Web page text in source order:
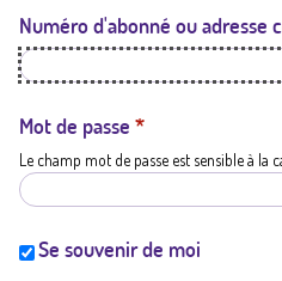
t
a
t
i
Numéro d'abonné ou adresse
Mot de passe *
Le champ mot de passe est sensible à la
Se souvenir de moi